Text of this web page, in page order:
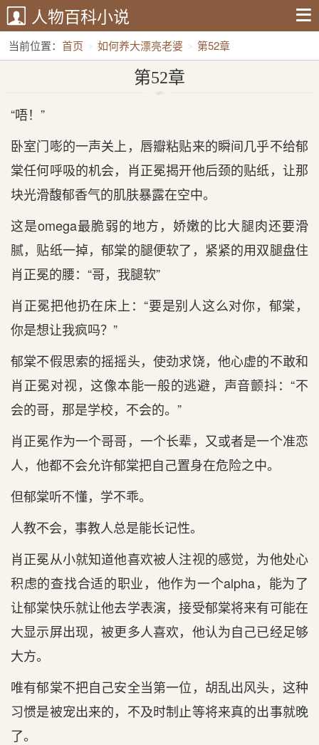
人物百科小说
当前位置： 首页 如何养大漂亮老婆 第52章
第52章
“唔！”
卧室门嘭的一声关上，唇瓣粘贴来的瞬间几乎不给郁
棠任何呼吸的机会，肖正冕揭开他后颈的贴纸，让那
块光滑馥郁香气的肌肤暴露在空中。
这是omega最脆弱的地方，娇嫩的比大腿肉还要滑
腻，贴纸一掉，郁棠的腿便软了，紧紧的用双腿盘住
肖正冕的腰：“哥，我腿软”
肖正冕把他扔在床上：“要是别人这么对你，郁棠，
你是想让我疯吗？”
郁棠不假思索的摇摇头，使劲求饶，他心虚的不敢和
肖正冕对视，这像本能一般的逃避，声音颤抖：“不
会的哥，那是学校，不会的。”
肖正冕作为一个哥哥，一个长辈，又或者是一个准恋
人，他都不会允许郁棠把自己置身在危险之中。
但郁棠听不懂，学不乖。
人教不会，事教人总是能长记性。
肖正冕从小就知道他喜欢被人注视的感觉，为他处心
积虑的查找合适的职业，他作为一个alpha，能为了
让郁棠快乐就让他去学表演，接受郁棠将来有可能在
大显示屏出现，被更多人喜欢，他认为自己已经足够
大方。
唯有郁棠不把自己安全当第一位，胡乱出风头，这种
习惯是被宠出来的，不及时制止等将来真的出事就晚
了。